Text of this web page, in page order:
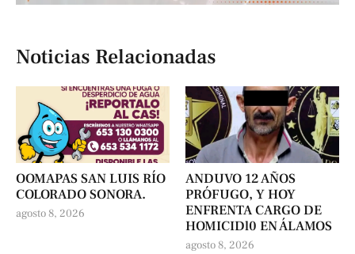
Noticias Relacionadas
OOMAPAS SAN LUIS RÍO
COLORADO SONORA.
agosto 8, 2026
ANDUVO 12 AÑOS
PRÓFUGO, Y HOY
ENFRENTA CARGO DE
HOMICIDl0 EN ÁLAMOS
agosto 8, 2026